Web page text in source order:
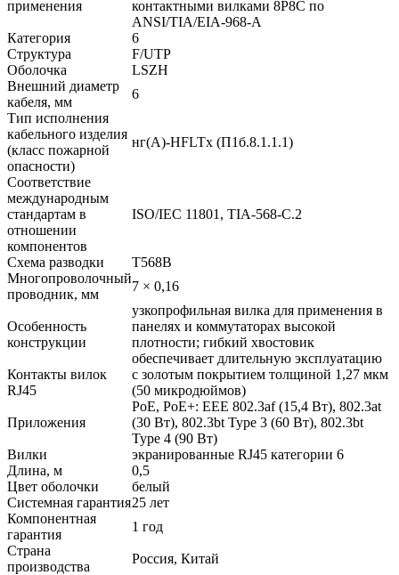
применения
контактными вилками 8P8C по
ANSI/TIA/EIA-968-A
Категория
6
Структура
F/UTP
Оболочка
LSZH
Внешний диаметр
кабеля, мм
6
Тип исполнения
кабельного изделия
(класс пожарной
опасности)
нг(А)-HFLTx (П1б.8.1.1.1)
Соответствие
международным
стандартам в
отношении
компонентов
ISO/IEC 11801, TIA-568-C.2
Схема разводки
T568B
Многопроволочный
проводник, мм
7 × 0,16
Особенность
конструкции
узкопрофильная вилка для применения в
панелях и коммутаторах высокой
плотности; гибкий хвостовик
обеспечивает длительную эксплуатацию
Контакты вилок
RJ45
с золотым покрытием толщиной 1,27 мкм
(50 микродюймов)
Приложения
PoE, PoE+: EEE 802.3af (15,4 Вт), 802.3at
(30 Вт), 802.3bt Type 3 (60 Вт), 802.3bt
Type 4 (90 Вт)
Вилки
экранированные RJ45 категории 6
Длина, м
0,5
Цвет оболочки
белый
Системная гарантия25 лет
Компонентная
гарантия
1 год
Страна
производства
Россия, Китай